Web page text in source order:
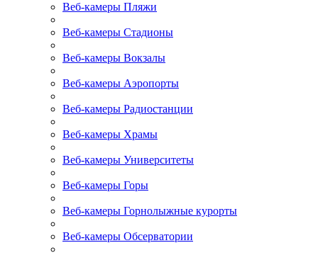
Веб-камеры Пляжи
Веб-камеры Стадионы
Веб-камеры Вокзалы
Веб-камеры Аэропорты
Веб-камеры Радиостанции
Веб-камеры Храмы
Веб-камеры Университеты
Веб-камеры Горы
Веб-камеры Горнолыжные курорты
Веб-камеры Обсерватории